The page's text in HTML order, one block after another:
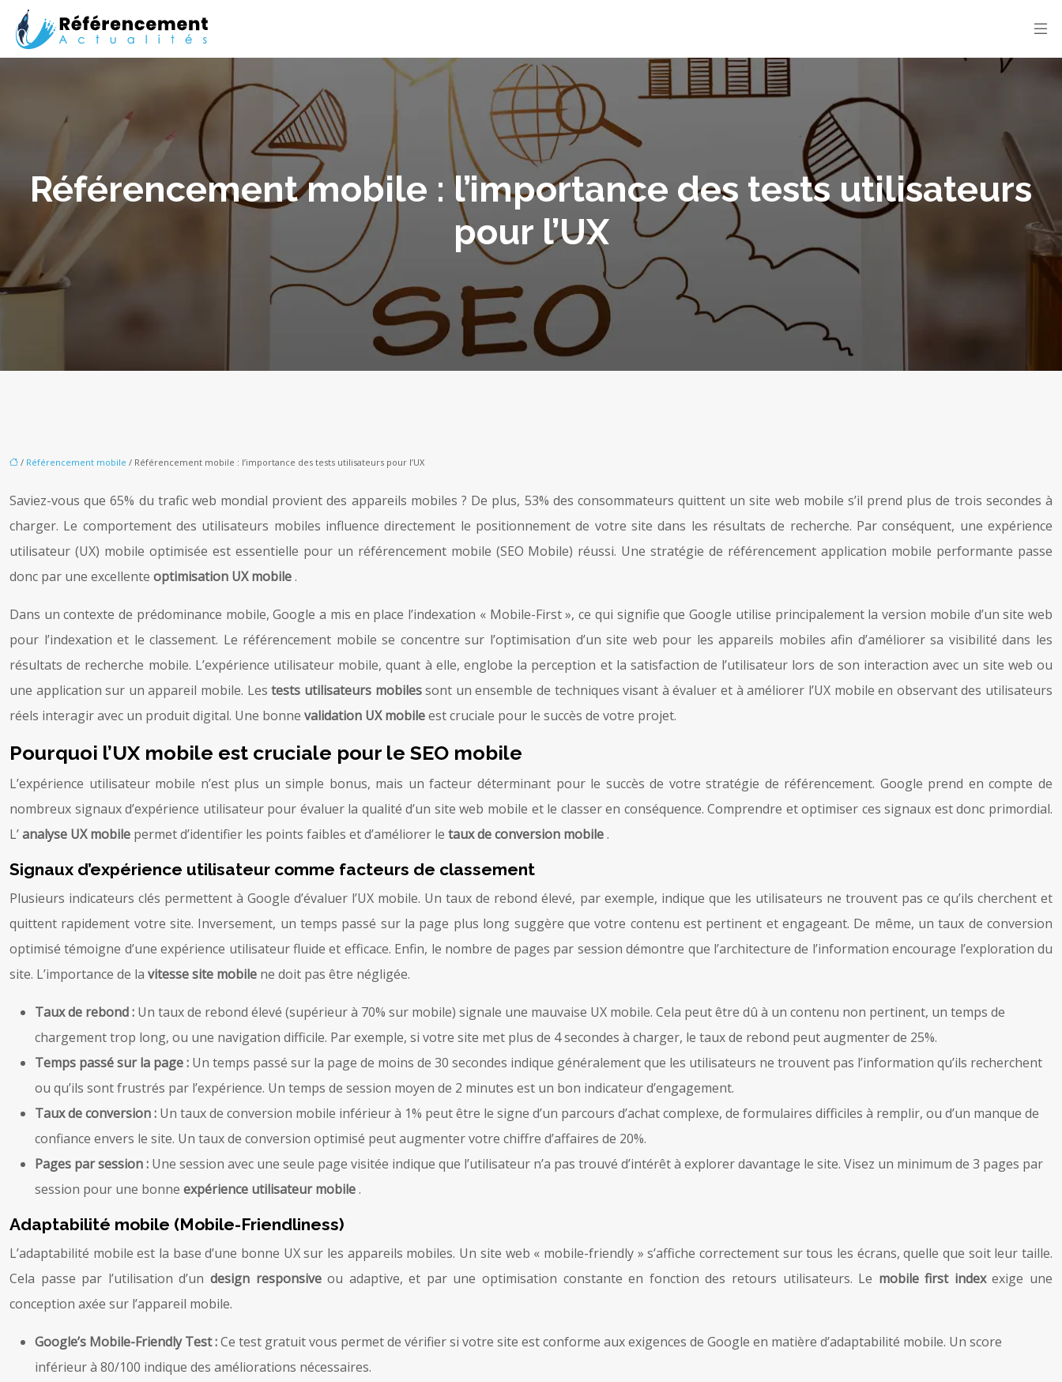
Référencement mobile : l’importance des tests utilisateurs
pour l’UX
/ Référencement mobile / Référencement mobile : l’importance des tests utilisateurs pour l’UX
Saviez-vous que 65% du trafic web mondial provient des appareils mobiles ? De plus, 53% des consommateurs quittent un site web mobile s’il prend plus de trois secondes à
charger. Le comportement des utilisateurs mobiles influence directement le positionnement de votre site dans les résultats de recherche. Par conséquent, une expérience
utilisateur (UX) mobile optimisée est essentielle pour un référencement mobile (SEO Mobile) réussi. Une stratégie de référencement application mobile performante passe
donc par une excellente optimisation UX mobile.
Dans un contexte de prédominance mobile, Google a mis en place l’indexation « Mobile-First », ce qui signifie que Google utilise principalement la version mobile d’un site web
pour l’indexation et le classement. Le référencement mobile se concentre sur l’optimisation d’un site web pour les appareils mobiles afin d’améliorer sa visibilité dans les
résultats de recherche mobile. L’expérience utilisateur mobile, quant à elle, englobe la perception et la satisfaction de l’utilisateur lors de son interaction avec un site web ou
une application sur un appareil mobile. Lestests utilisateurs mobilessont un ensemble de techniques visant à évaluer et à améliorer l’UX mobile en observant des utilisateurs
réels interagir avec un produit digital. Une bonne validation UX mobileest cruciale pour le succès de votre projet.
Pourquoi l’UX mobile est cruciale pour le SEO mobile
L’expérience utilisateur mobile n’est plus un simple bonus, mais un facteur déterminant pour le succès de votre stratégie de référencement. Google prend en compte de
nombreux signaux d’expérience utilisateur pour évaluer la qualité d’un site web mobile et le classer en conséquence. Comprendre et optimiser ces signaux est donc primordial.
L’analyse UX mobile permet d’identifier les points faibles et d’améliorer le taux de conversion mobile.
Signaux d’expérience utilisateur comme facteurs de classement
Plusieurs indicateurs clés permettent à Google d’évaluer l’UX mobile. Un taux de rebond élevé, par exemple, indique que les utilisateurs ne trouvent pas ce qu’ils cherchent et
quittent rapidement votre site. Inversement, un temps passé sur la page plus long suggère que votre contenu est pertinent et engageant. De même, un taux de conversion
optimisé témoigne d’une expérience utilisateur fluide et efficace. Enfin, le nombre de pages par session démontre que l’architecture de l’information encourage l’exploration du
site. L’importance de la vitesse site mobile ne doit pas être négligée.
Taux de rebond : Un taux de rebond élevé (supérieur à 70% sur mobile) signale une mauvaise UX mobile. Cela peut être dû à un contenu non pertinent, un temps de
chargement trop long, ou une navigation difficile. Par exemple, si votre site met plus de 4 secondes à charger, le taux de rebond peut augmenter de 25%.
Temps passé sur la page : Un temps passé sur la page de moins de 30 secondes indique généralement que les utilisateurs ne trouvent pas l’information qu’ils recherchent
ou qu’ils sont frustrés par l’expérience. Un temps de session moyen de 2 minutes est un bon indicateur d’engagement.
Taux de conversion : Un taux de conversion mobile inférieur à 1% peut être le signe d’un parcours d’achat complexe, de formulaires difficiles à remplir, ou d’un manque de
confiance envers le site. Un taux de conversion optimisé peut augmenter votre chiffre d’affaires de 20%.
Pages par session : Une session avec une seule page visitée indique que l’utilisateur n’a pas trouvé d’intérêt à explorer davantage le site. Visez un minimum de 3 pages par
session pour une bonne expérience utilisateur mobile.
Adaptabilité mobile (Mobile-Friendliness)
L’adaptabilité mobile est la base d’une bonne UX sur les appareils mobiles. Un site web « mobile-friendly » s’affiche correctement sur tous les écrans, quelle que soit leur taille.
Cela passe par l’utilisation d’un design responsiveou adaptive, et par une optimisation constante en fonction des retours utilisateurs. Le mobile first indexexige une
conception axée sur l’appareil mobile.
Google’s Mobile-Friendly Test :Ce test gratuit vous permet de vérifier si votre site est conforme aux exigences de Google en matière d’adaptabilité mobile. Un score
inférieur à 80/100 indique des améliorations nécessaires.